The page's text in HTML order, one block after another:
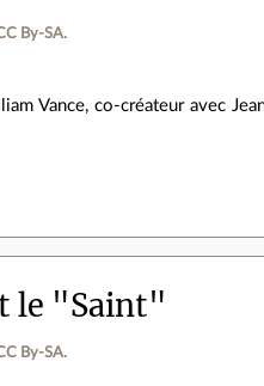
By‑SA.
Vance, co-créateur avec
le "Saint"
By‑SA.